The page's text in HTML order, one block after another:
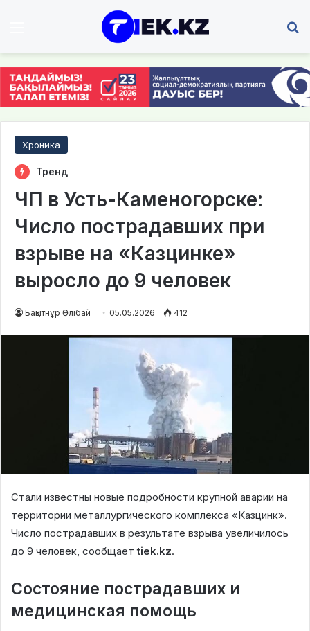
Хроника
Тренд
ЧП в Усть-Каменогорске:
Число пострадавших при
взрыве на «Казцинке»
выросло до 9 человек
Бақытнұр Әлібай 05.05.2026 412
Стали известны новые подробности крупной аварии на
территории металлургического комплекса «Казцинк».
Число пострадавших в результате взрыва увеличилось
до 9 человек, сообщаетtiek.kz.
Состояние пострадавших и
медицинская помощь